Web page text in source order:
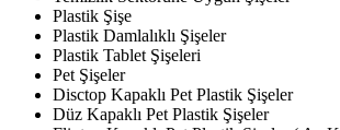
Plastik Şişe
Plastik Damlalıklı Şişeler
Plastik Tablet Şişeleri
Pet Şişeler
Disctop Kapaklı Pet Plastik Şişeler
Düz Kapaklı Pet Plastik Şişeler